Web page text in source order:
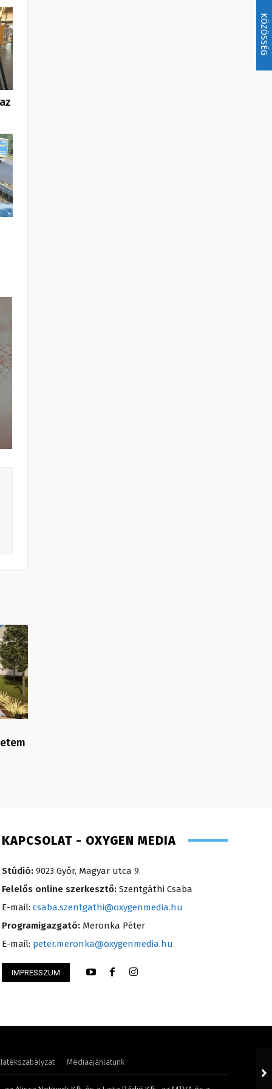
KÖZÖSSÉG
– operatőr-vágó
KAPCSOLAT - OXYGEN MEDIA
Stúdió: 9023 Győr, Magyar utca 9.
Felelős online szerkesztő: Szentgáthi Csaba
E-mail: csaba.szentgathi@oxygenmedia.hu
Programigazgató: Meronka Péter
E-mail: peter.meronka@oxygenmedia.hu
IMPRESSZUM
Játékszabályzat Médiaajánlatunk